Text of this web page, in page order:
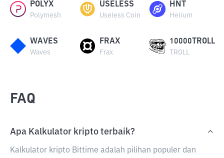
POLYX
Polymesh
USELESS
Useless Coin
HNT
Helium
WAVES
Waves
FRAX
Frax
10000TROLL
TROLL
FAQ
Apa Kalkulator kripto terbaik?
Kalkulator kripto Bittime adalah pilihan populer dan